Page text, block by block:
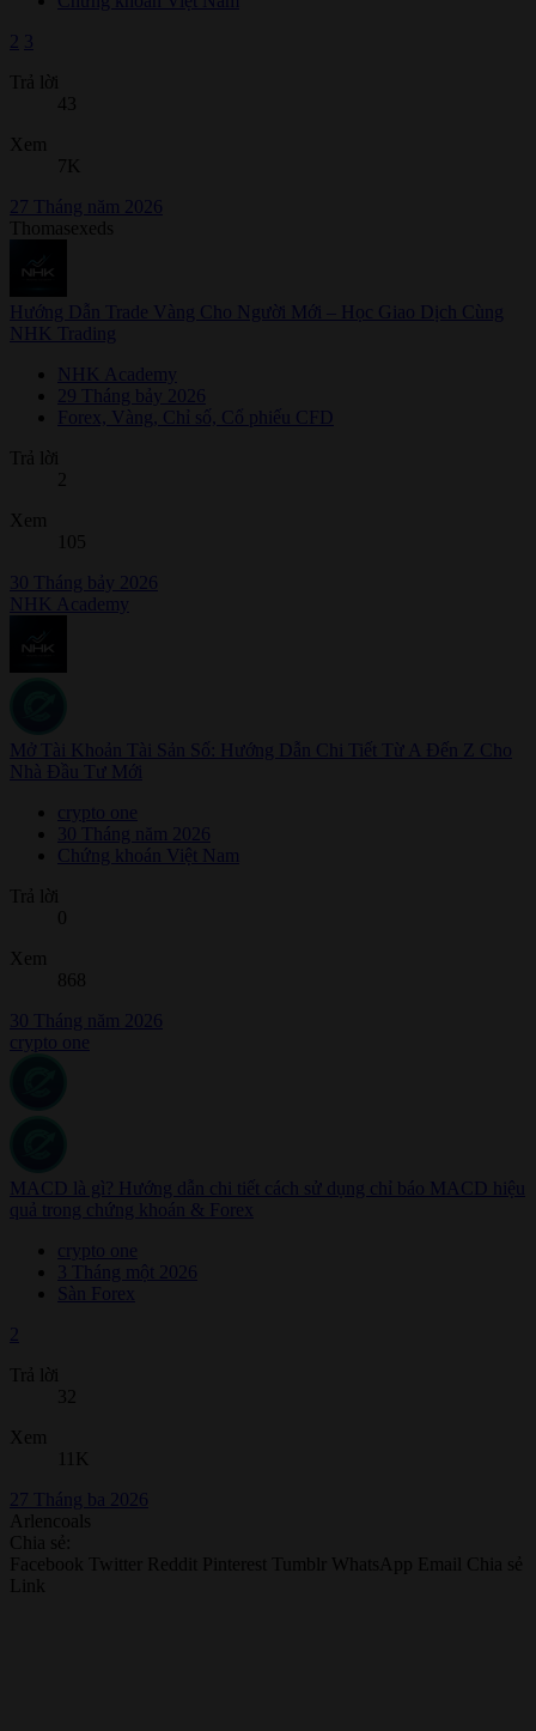
3
Trả lời
43
Xem
7K
27 Tháng năm 2026
Thomasexeds
Hướng Dẫn Trade Vàng Cho Người Mới – Học Giao Dịch Cùng
NHK Trading
NHK Academy
29 Tháng bảy 2026
Forex, Vàng, Chỉ số, Cổ phiếu CFD
Trả lời
Xem
105
30 Tháng bảy 2026
NHK Academy
Mở Tài Khoản Tài Sản Số: Hướng Dẫn Chi Tiết Từ A Đến Z Cho
Nhà Đầu Tư Mới
crypto one
30 Tháng năm 2026
Chứng khoán Việt Nam
Trả lời
0
Xem
868
30 Tháng năm 2026
crypto one
MACD là gì? Hướng dẫn chi tiết cách sử dụng chỉ báo MACD hiệu
quả trong chứng khoán & Forex
crypto one
3 Tháng một 2026
Sàn Forex
Trả lời
32
Xem
11K
27 Tháng ba 2026
Arlencoals
Chia sẻ:
Facebook Twitter Reddit Pinterest Tumblr WhatsApp Email
Chia sẻ
Link